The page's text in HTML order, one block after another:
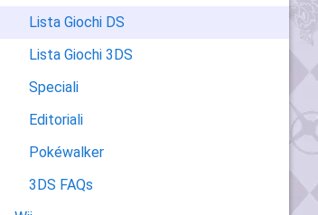
Lista Giochi DS
Lista Giochi 3DS
Speciali
Editoriali
Pokéwalker
3DS FAQs